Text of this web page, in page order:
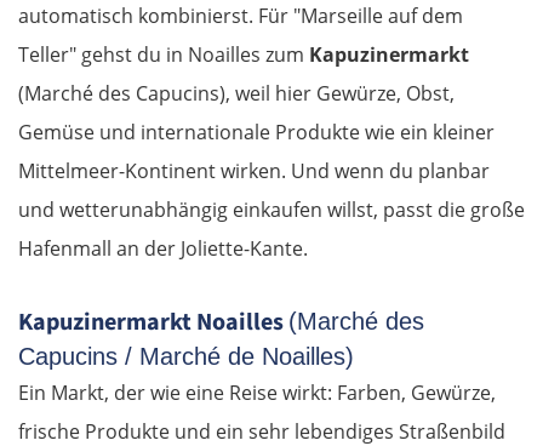
automatisch kombinierst. Für "Marseille auf dem
Teller" gehst du in Noailles zum Kapuzinermarkt
(Marché des Capucins), weil hier Gewürze, Obst,
Gemüse und internationale Produkte wie ein kleiner
Mittelmeer-Kontinent wirken. Und wenn du planbar
und wetterunabhängig einkaufen willst, passt die große
Hafenmall an der Joliette-Kante.
Kapuzinermarkt Noailles (Marché des
Capucins / Marché de Noailles)
Ein Markt, der wie eine Reise wirkt: Farben, Gewürze,
frische Produkte und ein sehr lebendiges Straßenbild